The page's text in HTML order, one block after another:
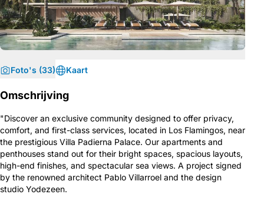
Foto's (33) Kaart
Omschrijving
"Discover an exclusive community designed to offer privacy,
comfort, and first-class services, located in Los Flamingos, near
the prestigious Villa Padierna Palace. Our apartments and
penthouses stand out for their bright spaces, spacious layouts,
high-end finishes, and spectacular sea views. A project signed
by the renowned architect Pablo Villarroel and the design
studio Yodezeen.